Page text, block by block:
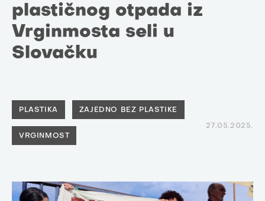
plastičnog otpada iz
Vrginmosta seli u
Slovačku
PLASTIKA ZAJEDNO BEZ PLASTIKE
VRGINMOST
27.05.2025.